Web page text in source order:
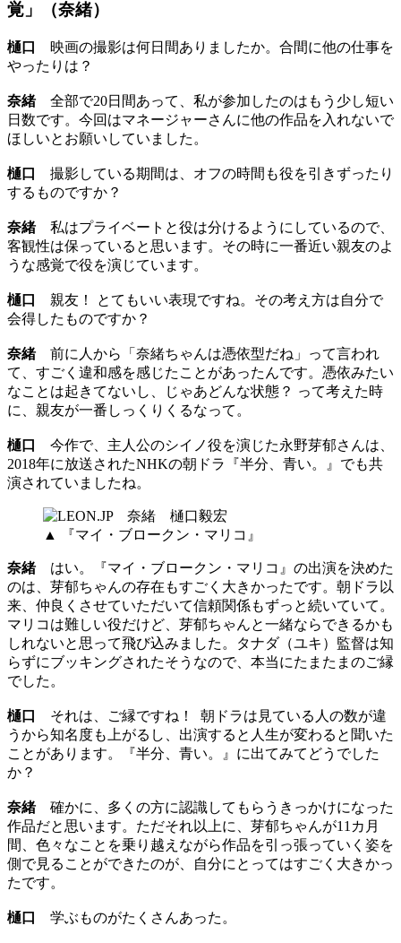
覚」（奈緒）
樋口
映画の撮影は何日間ありましたか。合間に他の仕事を
やったりは？
奈緒全部で20日間あって、私が参加したのはもう少し短い
日数です。今回はマネージャーさんに他の作品を入れないで
ほしいとお願いしていました。
樋口
撮影している期間は、オフの時間も役を引きずったり
するものですか？
奈緒私はプライベートと役は分けるようにしているので、
客観性は保っていると思います。その時に一番近い親友のよ
うな感覚で役を演じています。
樋口
親友！ とてもいい表現ですね。その考え方は自分で
会得したものですか？
奈緒前に人から「奈緒ちゃんは憑依型だね」って言われ
て、すごく違和感を感じたことがあったんです。憑依みたい
なことは起きてないし、じゃあどんな状態？ って考えた時
に、親友が一番しっくりくるなって。
樋口
今作で、主人公のシイノ役を演じた永野芽郁さんは、
2018年に放送されたNHKの朝ドラ『半分、青い。』でも共
演されていましたね。
▲ 『マイ・ブロークン・マリコ』
奈緒はい。『マイ・ブロークン・マリコ』の出演を決めた
のは、芽郁ちゃんの存在もすごく大きかったです。朝ドラ以
来、仲良くさせていただいて信頼関係もずっと続いていて。
マリコは難しい役だけど、芽郁ちゃんと一緒ならできるかも
しれないと思って飛び込みました。タナダ（ユキ）監督は知
らずにブッキングされたそうなので、本当にたまたまのご縁
でした。
樋口
それは、ご縁ですね！ 朝ドラは見ている人の数が違
うから知名度も上がるし、出演すると人生が変わると聞いた
ことがあります。『半分、青い。』に出てみてどうでした
か？
奈緒確かに、多くの方に認識してもらうきっかけになった
作品だと思います。ただそれ以上に、芽郁ちゃんが11カ月
間、色々なことを乗り越えながら作品を引っ張っていく姿を
側で見ることができたのが、自分にとってはすごく大きかっ
たです。
樋口 学ぶものがたくさんあった。